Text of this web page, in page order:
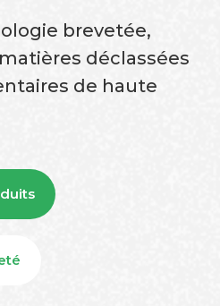
brevetée,
déclassées
de haute